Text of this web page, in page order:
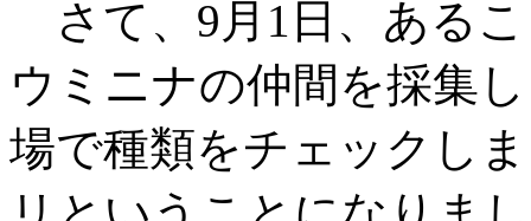
さて、9月1日、ある
ウミニナの仲間を採集
場で種類をチェックし